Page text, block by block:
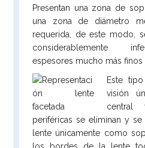
Presentan una zona de
una zona de diámetro
requerida, de este modo,
considerablemente
espesores mucho más finos
Este
visión
periféricas se eliminan y
lente únicamente como